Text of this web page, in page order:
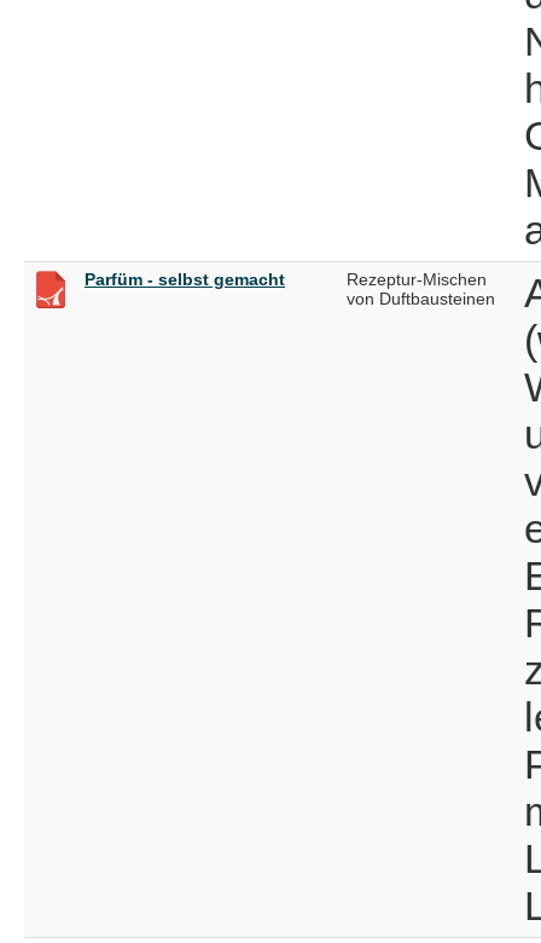
Parfüm - selbst gemacht
Rezeptur-Mischen
von Duftbausteinen